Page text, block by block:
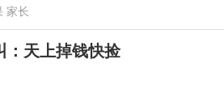
家长
：天上掉钱快捡